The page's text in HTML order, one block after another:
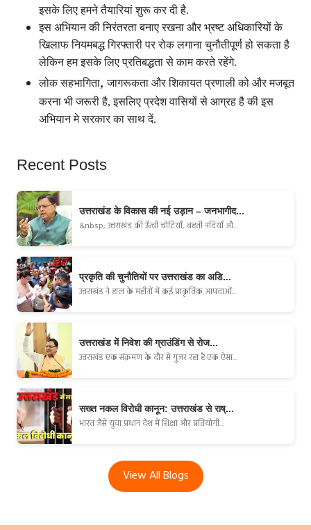
इसके लिए हमने तैयारियां शुरू कर दी है.
इस अभियान की निरंतरता बनाए रखना और भ्रष्ट अधिकारियों के
खिलाफ नियमबद्ध गिरफ्तारी पर रोक लगाना चुनौतीपूर्ण हो सकता है
लेकिन हम इसके लिए प्रतिबद्धता से काम करते रहेंगे.
लोक सहभागिता,जागरूकता और शिकायत प्रणाली को और मजबूत
करना भी जरूरी है, इसलिए प्रदेश वासियों से आग्रह है की इस
अभियान मे सरकार का साथ दें.
Recent Posts
उत्तराखंड के विकास की नई उड़ान – जनभागीद...
&nbsp; उत्तराखंड की ऊँची चोटियाँ, बहती नदियाँ औ...
प्रकृति की चुनौतियों पर उत्तराखंड का अडि...
उत्तराखंड ने हाल के महीनों में कई प्राकृतिक आपदाओं...
उत्तराखंड में निवेश की ग्राउंडिंग से रोज...
उत्तराखंड एक संक्रमण के दौर से गुजर रहा है एक ऐसा...
सख्त नकल विरोधी कानून: उत्तराखंड से राष्...
भारत जैसे युवा प्रधान देश में शिक्षा और प्रतियोगी...
View All Blogs